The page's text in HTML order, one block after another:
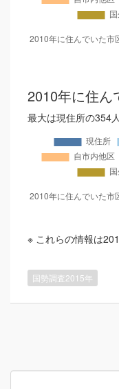
2010年に住ん
最大は現住所の354
※ これらの情報は
国勢調査2015年
ナ